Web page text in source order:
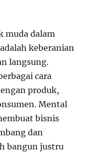
muda dalam
keberanian
langsung.
cara
produk,
Mental
bisnis
dan
bangun justru